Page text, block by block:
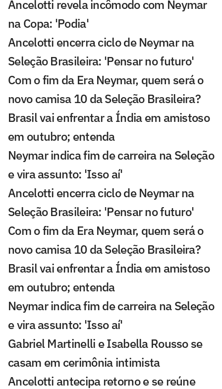
Ancelotti revela incômodo com Neymar
na Copa: 'Podia'
Ancelotti encerra ciclo de Neymar na
Seleção Brasileira: 'Pensar no futuro'
Com o fim da Era Neymar, quem será o
novo camisa 10 da Seleção Brasileira?
Brasil vai enfrentar a Índia em amistoso
em outubro; entenda
Neymar indica fim de carreira na Seleção
e vira assunto: 'Isso aí'
Ancelotti encerra ciclo de Neymar na
Seleção Brasileira: 'Pensar no futuro'
Com o fim da Era Neymar, quem será o
novo camisa 10 da Seleção Brasileira?
Brasil vai enfrentar a Índia em amistoso
em outubro; entenda
Neymar indica fim de carreira na Seleção
e vira assunto: 'Isso aí'
Gabriel Martinelli e Isabella Rousso se
casam em cerimônia intimista
Ancelotti antecipa retorno e se reúne